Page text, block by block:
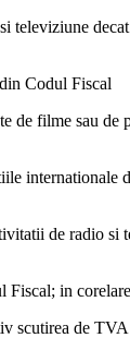
televiziune
Codul Fiscal
de filme sau de
internationale
de radio si
in
scutirea de